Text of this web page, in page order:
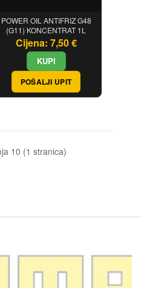
POWER OIL ANTIFRIZ G48
(G11) KONCENTRAT 1L
Cijena: 7,50 €
POŠALJI UPIT
10 (1 stranica)